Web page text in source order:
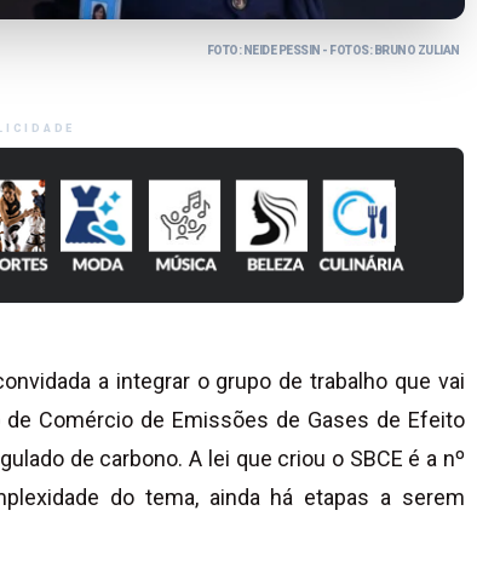
FOTO: NEIDE PESSIN - FOTOS: BRUNO ZULIAN
a integrar o grupo de trabalho que vai
Comércio de Emissões de Gases de Efeito
de carbono. A lei que criou o SBCE é a nº
do tema, ainda há etapas a serem